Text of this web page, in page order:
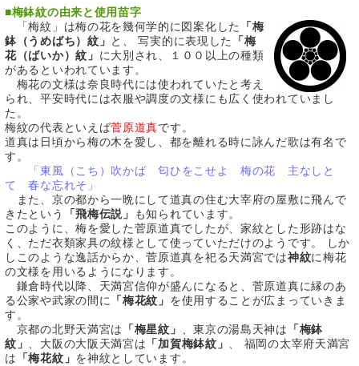
■梅鉢紋の由来と使用苗字
「梅紋」は梅の花を幾何学的に図案化した
「梅
鉢（うめばち）紋」 と、 写実的に表現した
「梅
花（ばいか）紋」 に大別され、１００以上の種類
があるといわれています。
梅花の文様は奈良時代には使われていたと考え
られ、平安時代には衣服や調度の文様にも広く使われていまし
た。
梅紋の代表といえば菅原道真です。
道真は日頃から梅の木を愛し、都を離れる時に詠んだ歌は有名で
す。
「東風（こち）吹かば 匂ひをこせよ 梅の花 主なしと
て 春な忘れそ」
また、京の都から一晩にして道真の住む大宰府の屋敷に飛んで
きたという
「飛梅伝説」
も知られています。
このように、梅を愛した菅原道真でしたが、家紋とした形跡はな
く、ただ衣類家具の紋様として使っていただけのようです。 しか
しこのような逸話からか、菅原道真を祀る天満宮では神紋に梅花
の文様を用いるようになります。
鎌倉時代以降、天満宮信仰が盛んになると、菅原道真に縁のあ
る公家や武家の間に 「梅花紋」 を使用することが広まっていきま
す。
京都の北野天満宮は
「梅星紋」 、東京の湯島天神は
「梅鉢
紋」 、大阪の大阪天満宮は 「加賀梅鉢紋」 、 福岡の太宰府天満宮
は
「梅花紋」 を神紋としています。